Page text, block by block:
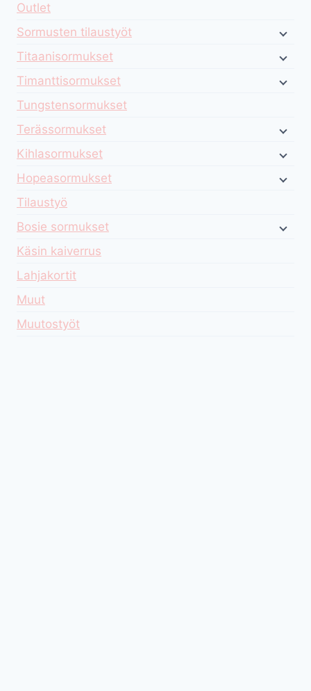
Outlet
Sormusten tilaustyöt
Titaanisormukset
Timanttisormukset
Tungstensormukset
Terässormukset
Kihlasormukset
Hopeasormukset
Tilaustyö
Bosie sormukset
Käsin kaiverrus
Lahjakortit
Muut
Muutostyöt